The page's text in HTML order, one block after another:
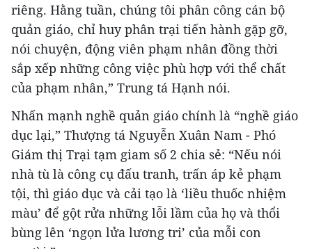
riêng. Hằng tuần, chúng tôi phân công cán bộ
quản giáo, chỉ huy phân trại tiến hành gặp gỡ,
nói chuyện, động viên phạm nhân đồng thời
sắp xếp những công việc phù hợp với thể chất
của phạm nhân,” Trung tá Hạnh nói.
Nhấn mạnh nghề quản giáo chính là “nghề giáo
dục lại,” Thượng tá Nguyễn Xuân Nam - Phó
Giám thị Trại tạm giam số 2 chia sẻ: “Nếu nói
nhà tù là công cụ đấu tranh, trấn áp kẻ phạm
tội, thì giáo dục và cải tạo là ‘liều thuốc nhiệm
màu’ để gột rửa những lỗi lầm của họ và thổi
bùng lên ‘ngọn lửa lương tri’ của mỗi con